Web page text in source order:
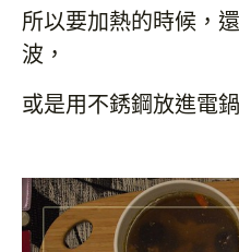
所以要加熱的時候，
波，
或是用不銹鋼放進電